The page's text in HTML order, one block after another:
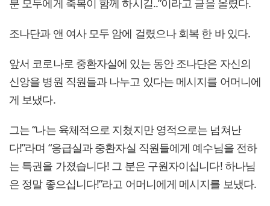
분 모두에게 축복이 함께 하시길..”이라고 글을 올렸다.
조나단과 앤 여사 모두 암에 걸렸으나 회복 한 바 있다.
앞서 코로나로 중환자실에 있는 동안 조나단은 자신의
신앙을 병원 직원들과 나누고 있다는 메시지를 어머니에
게 보냈다.
그는 “나는 육체적으로 지쳤지만 영적으로는 넘쳐난
다!”라며 “응급실과 중환자실 직원들에게 예수님을 전하
는 특권을 가졌습니다! 그 분은 구원자이십니다! 하나님
은 정말 좋으십니다!”라고 어머니에게 메시지를 보냈다.